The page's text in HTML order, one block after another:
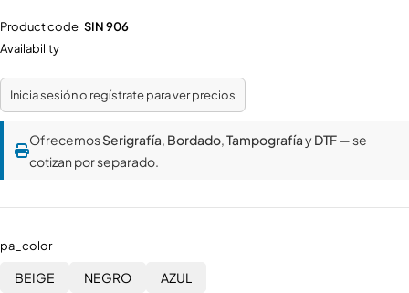
Product code SIN 906
Availability
Inicia sesión o regístrate para ver precios
OfrecemosSerigrafía, Bordado,TampografíayDTF— se
cotizan por separado.
pa_color
BEIGE NEGRO AZUL